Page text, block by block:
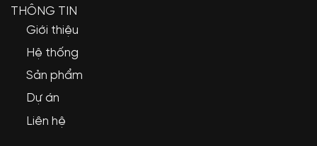
THÔNG TIN
Giới thiệu
Hệ thống
Sản phẩm
Dự án
Liên hệ